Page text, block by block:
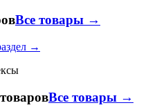
Все товары →
→
Все товары →